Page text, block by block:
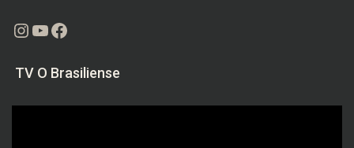
Instagram
Youtube
Facebook
TV O Brasiliense